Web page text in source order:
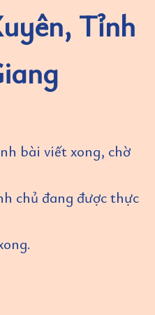
Tỉnh
bài viết xong, chờ
chủ đang được thực